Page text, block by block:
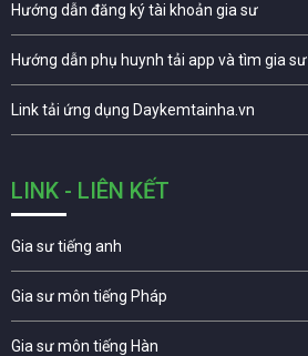
Hướng dẫn đăng ký tài khoản gia sư
Hướng dẫn phụ huynh tải app và tìm gia sư
Link tải ứng dụng Daykemtainha.vn
LINK - LIÊN KẾT
Gia sư tiếng anh
Gia sư môn tiếng Pháp
Gia sư môn tiếng Hàn